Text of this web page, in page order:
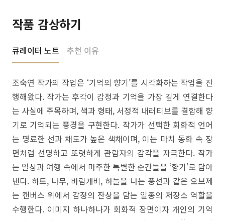
작품 감상하기
큐레이터 노트 추천 이유
조숙연 작가의 작업은 ‘기억의 향기’를 시각화하는 작업을 진
행해왔다. 작가는 후각이 감정과 기억을 가장 깊게 연결한다
는 사실에 주목하며, 색과 형태, 서정적 내러티브를 결합해 향
기로 기억되는 풍경을 구현한다. 작가가 선택한 회화적 언어
는 명료한 선과 채도가 높은 색채이며, 이는 마치 동화 속 장
면처럼 선명하고 또렷하게 관람자의 감각을 자극한다. 작가
는 일상과 여행 속에서 마주한 특별한 순간들을 ‘향기’로 담아
낸다. 하트, 나무, 바람개비, 하늘을 나는 풍선과 같은 오브제
는 캔버스 위에서 감정의 잔상을 담는 일종의 저장소 역할을
수행한다. 이미지 하나하나가 회화적 장면이자 개인의 기억